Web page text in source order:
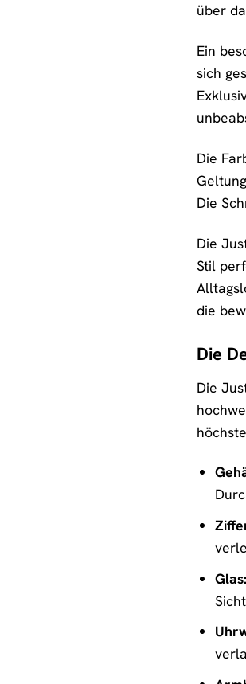
über
Ein
sich
Die
Die
Die
Stil
die
Die
Die
Glas: